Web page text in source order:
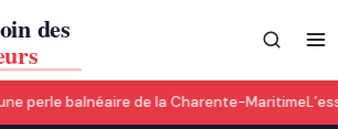
perle balnéaire de la Charente-Maritime